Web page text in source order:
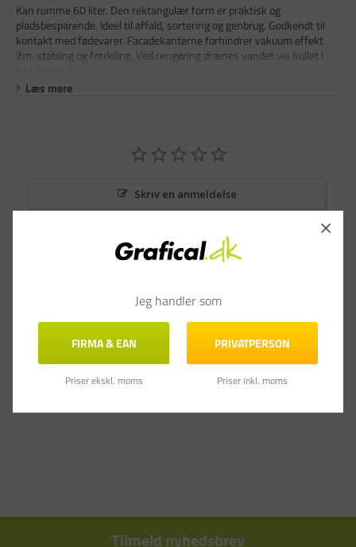
Kan rumme 60 liter. Den rektangulær form er praktisk og
pladsbesparende. Ideel til affald, sortering og genbrug. Godkendt til
kontakt med fødevarer. Facadekanterne forhindrer vakuum effekt
ifm. stabling og fordeling. Ved rengøring drænes vandet via hullet i
Læs mere
Skriv en anmeldelse
Spørgsmål & Svar
Tilmeld nyhedsbrev
Jeg handler som
FIRMA & EAN
Priser ekskl. moms
PRIVATPERSON
Priser inkl. moms